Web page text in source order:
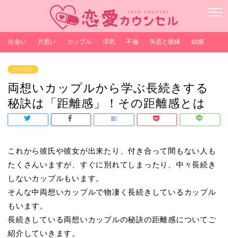
出会い 片思い カップル 浮気 不倫 失恋と復縁 結婚
カップル
両想いカップルから学ぶ長続きする
秘訣は「距離感」！その距離感とは
これから彼氏や彼女が出来たり、付き合って間もない人も
たくさんいますが、すぐに別れてしまったり、中々長続き
しないカップルもいます。
そんな中両想いカップルで物凄く長続きしているカップル
もいます。
長続きしている両想いカップルの秘訣の距離感についてご
紹介していきます。